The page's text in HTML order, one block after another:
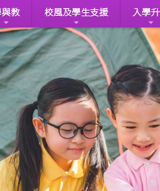
教 校風及學生支援 入學